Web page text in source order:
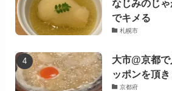
なじみのじ
でキメる
札幌市
大市@京都
ッポンを頂き
京都府